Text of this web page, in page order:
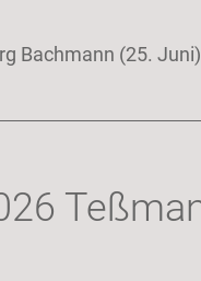
Bachmann (25.